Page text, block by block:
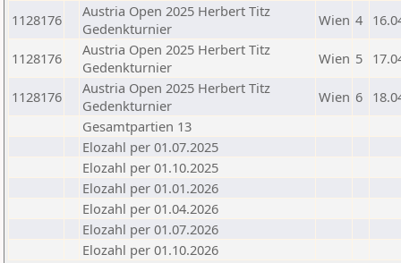
1128176
Austria Open 2025 Herbert Titz
Gedenkturnier
Wien 4
1128176
Austria Open 2025 Herbert Titz
Gedenkturnier
Wien 5
1128176
Austria Open 2025 Herbert Titz
Gedenkturnier
Wien 6
Gesamtpartien 13
Elozahl per 01.07.2025
Elozahl per 01.10.2025
Elozahl per 01.01.2026
Elozahl per 01.04.2026
Elozahl per 01.07.2026
Elozahl per 01.10.2026